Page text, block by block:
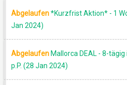
Abgelaufen*Kurzfrist Aktion* - 1
Jan 2024)
Abgelaufen Mallorca DEAL - 8-
p.P. (28 Jan 2024)